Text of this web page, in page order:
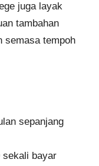
juga layak
tambahan
semasa tempoh
sepanjang
sekali bayar